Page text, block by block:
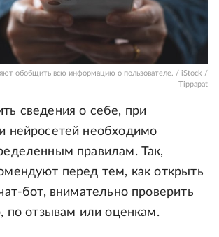
обобщить всю информацию о пользователе. / iStock /
Tippapat
сведения о себе, при
нейросетей необходимо
правилам. Так,
перед тем, как открыть
бот, внимательно проверить
по отзывам или оценкам.